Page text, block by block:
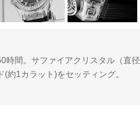
時間。サファイアクリスタル（直径
1カラット)をセッティング。